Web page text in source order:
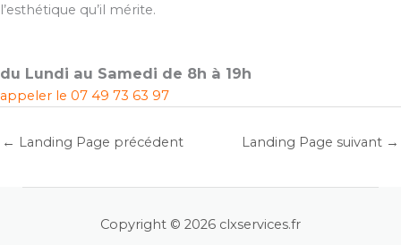
l’esthétique qu’il mérite.
du Lundi au Samedi de 8h à 19h
appeler le 07 49 73 63 97
← Landing Page précédent Landing Page suivant →
Copyright © 2026 clxservices.fr